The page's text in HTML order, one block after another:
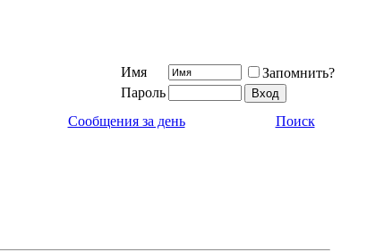
Имя
Запомнить?
Пароль
Сообщения за день Поиск